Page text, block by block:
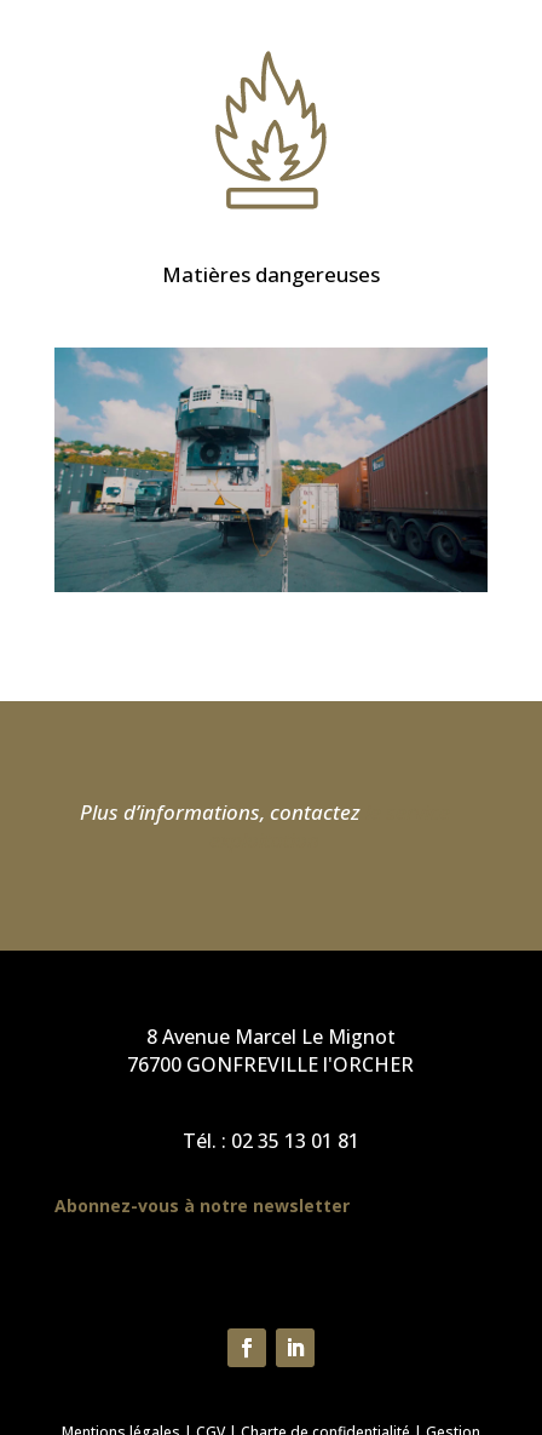
Matières dangereuses
Plus d’informations, contactez
8 Avenue Marcel Le Mignot
76700 GONFREVILLE l'ORCHER
Tél. : 02 35 13 01 81
Abonnez-vous à notre newsletter